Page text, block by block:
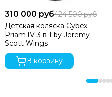
310 000 руб424 500 руб
Детская коляска Cybex
Priam IV 3 в 1 by Jeremy
Scott Wings
В корзину